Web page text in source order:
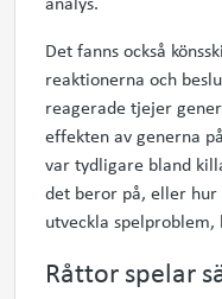
Det fanns också
reaktionerna och
reagerade tjejer
effekten av generna
var tydligare bland
det beror på, eller hur
utveckla spelproblem,
Råttor spelar